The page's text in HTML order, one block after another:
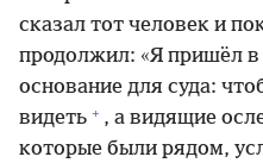
сказал тот человек и
продолжил: «Я пришёл
основание для суда:
видеть + , а видящие
которые были рядом,